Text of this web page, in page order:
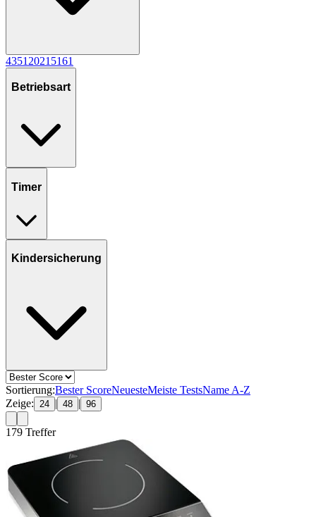
4351 2021 5161
Betriebsart
Timer
Kindersicherung
Sortierung:Bester ScoreNeuesteMeiste TestsName A-Z
Zeige:
24 | 48 | 96
179 Treffer